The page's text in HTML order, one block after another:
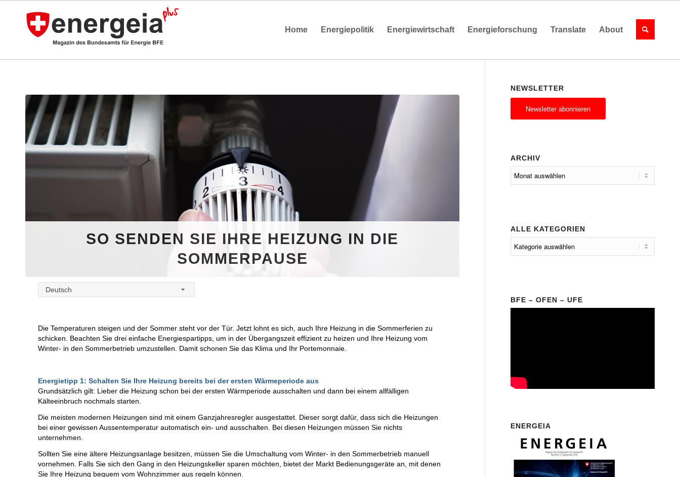
Home Energiepolitik Energiewirtschaft Energieforschung Translate About
SO SENDEN SIE IHRE HEIZUNG IN DIE
SOMMERPAUSE
Deutsch
Die Temperaturen steigen und der Sommer steht vor der Tür. Jetzt lohnt es sich, auch Ihre Heizung in die Sommerferien zu
schicken. Beachten Sie drei einfache Energiespartipps, um in der Übergangszeit effizient zu heizen und Ihre Heizung vom
Winter- in den Sommerbetrieb umzustellen. Damit schonen Sie das Klima und Ihr Portemonnaie.
Energietipp 1: Schalten Sie Ihre Heizung bereits bei der ersten Wärmeperiode aus
Grundsätzlich gilt: Lieber die Heizung schon bei der ersten Wärmperiode ausschalten und dann bei einem allfälligen
Kälteeinbruch nochmals starten.
Die meisten modernen Heizungen sind mit einem Ganzjahresregler ausgestattet. Dieser sorgt dafür, dass sich die Heizungen
bei einer gewissen Aussentemperatur automatisch ein- und ausschalten. Bei diesen Heizungen müssen Sie nichts
unternehmen.
Sollten Sie eine ältere Heizungsanlage besitzen, müssen Sie die Umschaltung vom Winter- in den Sommerbetrieb manuell
vornehmen. Falls Sie sich den Gang in den Heizungskeller sparen möchten, bietet der Markt Bedienungsgeräte an, mit denen
Sie Ihre Heizung bequem vom Wohnzimmer aus regeln können.
NEWSLETTER
Newsletter abonnieren
ARCHIV
ALLE KATEGORIEN
BFE – OFEN – UFE
ENERGEIA